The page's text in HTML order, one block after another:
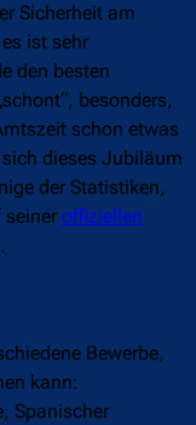
Sicherheit am
ist sehr
den besten
besonders,
schon etwas
dieses Jubiläum
der Statistiken,
seiner offiziellen
Bewerbe,
kann:
Spanischer